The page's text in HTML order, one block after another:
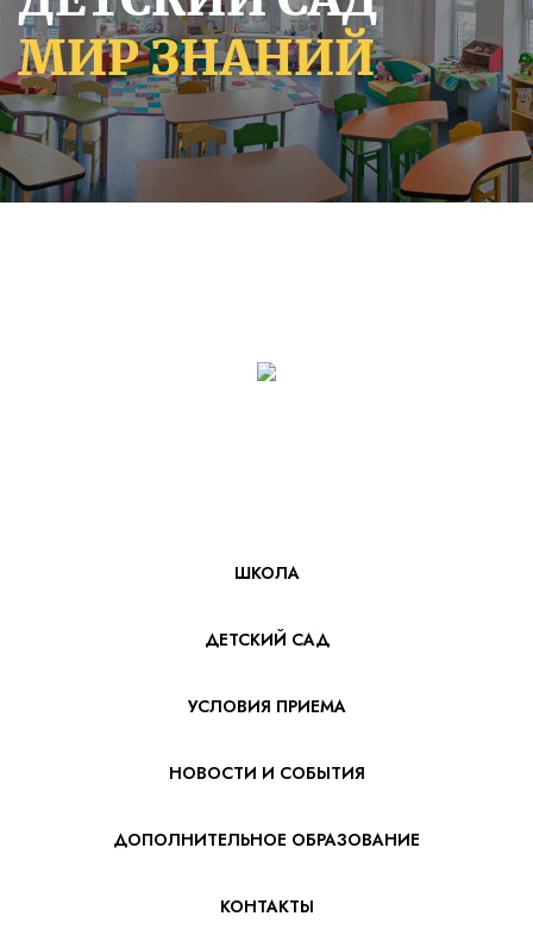
МИР ЗНАНИЙ
ШКОЛА
ДЕТСКИЙ САД
УСЛОВИЯ ПРИЕМА
НОВОСТИ И СОБЫТИЯ
ДОПОЛНИТЕЛЬНОЕ ОБРАЗОВАНИЕ
КОНТАКТЫ